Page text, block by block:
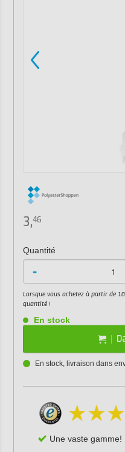
3,46
Quantité
-
Lorsque vous achetez à partir de
quantité !
En stock
En stock, livraison dans
Une vaste gamme!